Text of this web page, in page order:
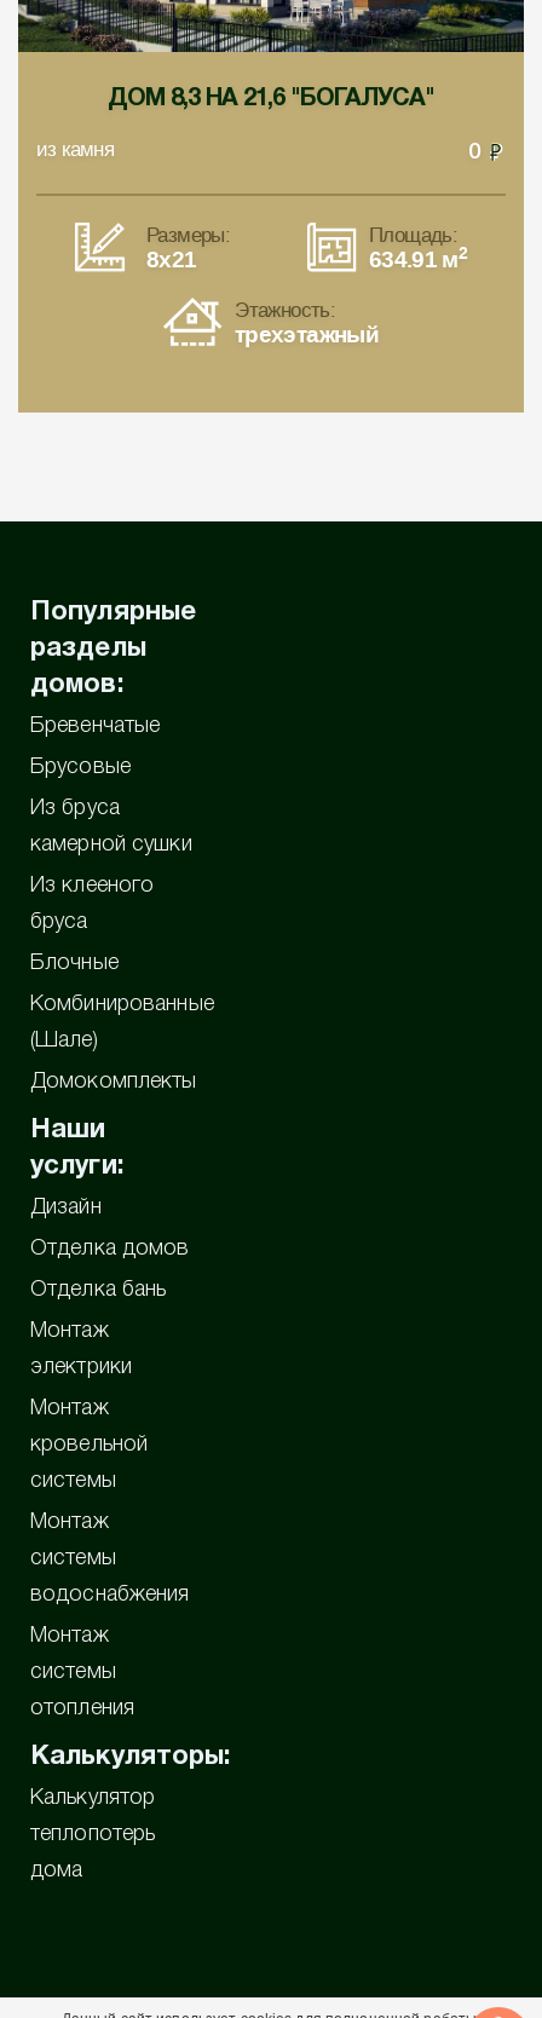
ДОМ 8,3 НА 21,6 "БОГАЛУСА"
из камня 0
Размеры:
8x21
Площадь:
634.91 м2
Этажность:
трехэтажный
Популярные
разделы
домов:
Бревенчатые
Брусовые
Из бруса
камерной сушки
Из клееного
бруса
Блочные
Комбинированные
(Шале)
Домокомплекты
Наши
услуги:
Дизайн
Отделка домов
Отделка бань
Монтаж
электрики
Монтаж
кровельной
системы
Монтаж
системы
водоснабжения
Монтаж
системы
отопления
Калькуляторы:
Калькулятор
теплопотерь
дома